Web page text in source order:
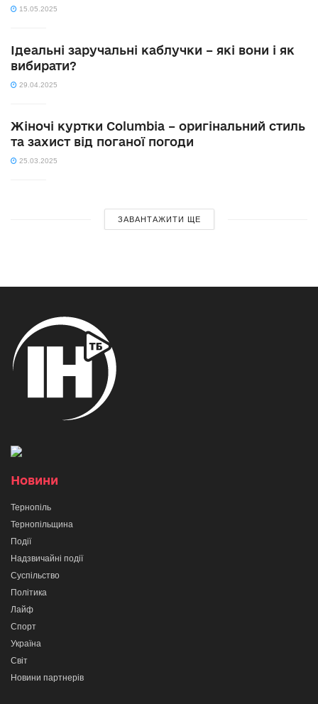
15.05.2025
Ідеальні заручальні каблучки – які вони і як
вибирати?
29.04.2025
Жіночі куртки Columbia – оригінальний стиль
та захист від поганої погоди
25.03.2025
ЗАВАНТАЖИТИ ЩЕ
Новини
Тернопіль
Тернопільщина
Події
Надзвичайні події
Суспільство
Політика
Лайф
Спорт
Україна
Світ
Новини партнерів